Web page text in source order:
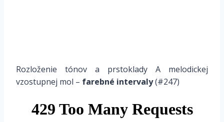
Rozloženie tónov a prstoklady A melodickej
vzostupnej mol – farebné intervaly(#247)